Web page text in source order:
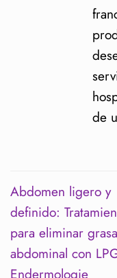
de
Abdomen ligero y
definido:
para eliminar grasa
abdominal con
Endermologie